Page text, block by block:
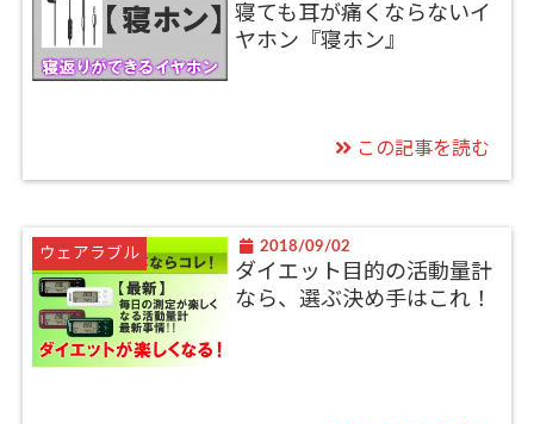
寝ても耳が痛くならないイ
ヤホン『寝ホン』
この記事を読む
ウェアラブル 2018/09/02
ダイエット目的の活動量計
なら、選ぶ決め手はこれ！